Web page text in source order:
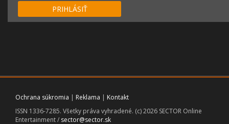
PRIHLÁSIŤ
Ochrana súkromia | Reklama | Kontakt
ISSN 1336-7285. Všetky práva vyhradené. (c) 2026 SECTOR Online
Entertainment / sector@sector.sk